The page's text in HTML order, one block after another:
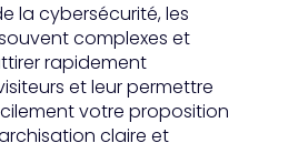
la cybersécurité, les
complexes et
rapidement
et leur permettre
votre proposition
claire et